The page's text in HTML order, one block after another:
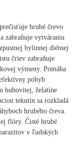
hrubé črevo
zabraňuje vytváraniu
bylinnej diétnej
čriev zabraňuje
výmeny. Pomáha
pohyb
hubovitej, želatíne
tekutín sa rozkladá
hrubého čreva.
flóry. Čisté hrubé
v ľudských